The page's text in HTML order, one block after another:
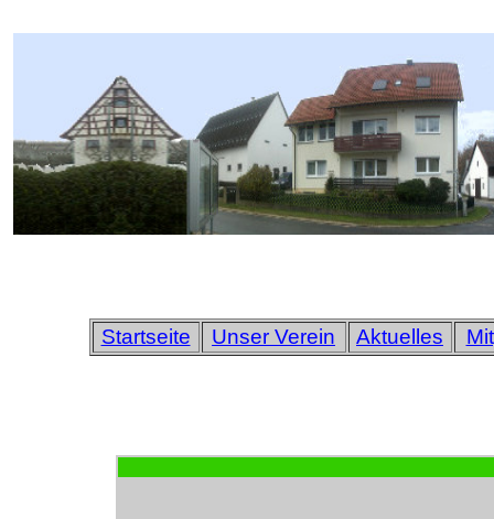
Startseite Unser Verein Aktuelles